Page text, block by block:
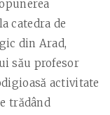
catedra de
din Arad,
său profesor
activitate
trădând